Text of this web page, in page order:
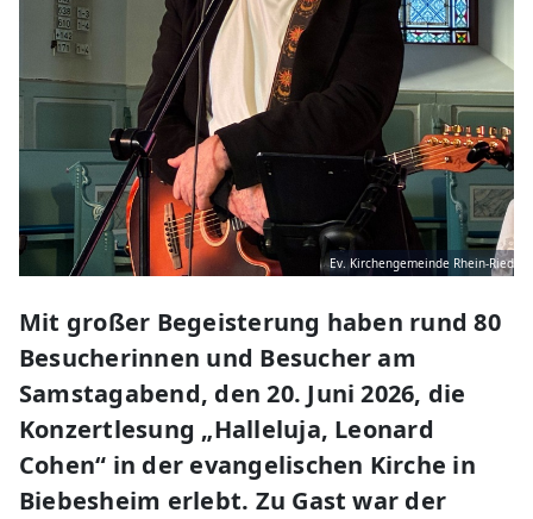
Ev. Kirchengemeinde Rhein-Ried
Mit großer Begeisterung haben rund 80
Besucherinnen und Besucher am
Samstagabend, den 20. Juni 2026, die
Konzertlesung „Halleluja, Leonard
Cohen“ in der evangelischen Kirche in
Biebesheim erlebt. Zu Gast war der